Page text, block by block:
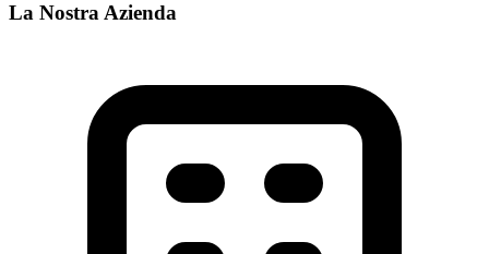
La Nostra Azienda